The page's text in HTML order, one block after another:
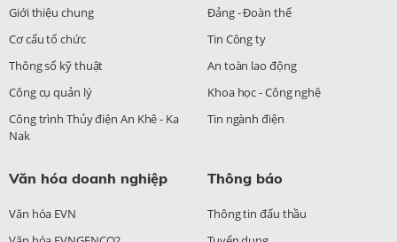
Giới thiệu chung
Cơ cấu tổ chức
Thông số kỹ thuật
Công cụ quản lý
Công trình Thủy điện An Khê - Ka
Nak
Đảng - Đoàn thể
Tin Công ty
An toàn lao động
Khoa học - Công nghệ
Tin ngành điện
Văn hóa doanh nghiệp
Văn hóa EVN
Thông báo
Thông tin đấu thầu